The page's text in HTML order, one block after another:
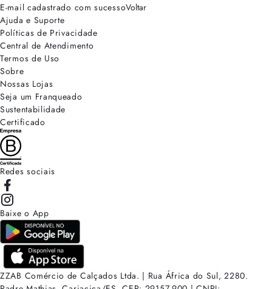
E-mail cadastrado com sucessoVoltar
Ajuda e Suporte
Políticas de Privacidade
Central de Atendimento
Termos de Uso
Sobre
Nossas Lojas
Seja um Franqueado
Sustentabilidade
Certificado
Redes sociais
Baixe o App
ZZAB Comércio de Calçados Ltda. | Rua África do Sul, 2280.